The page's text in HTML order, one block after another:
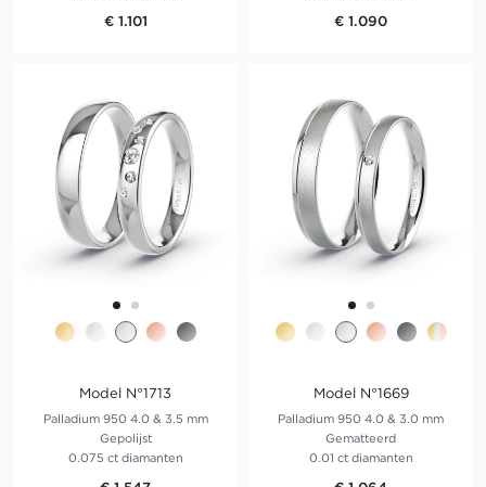
€ 1.101 € 1.090
Model N°1713
Palladium 950 4.0 & 3.5 mm
Gepolijst
0.075 ct diamanten
Model N°1669
Palladium 950 4.0 & 3.0 mm
Gematteerd
0.01 ct diamanten